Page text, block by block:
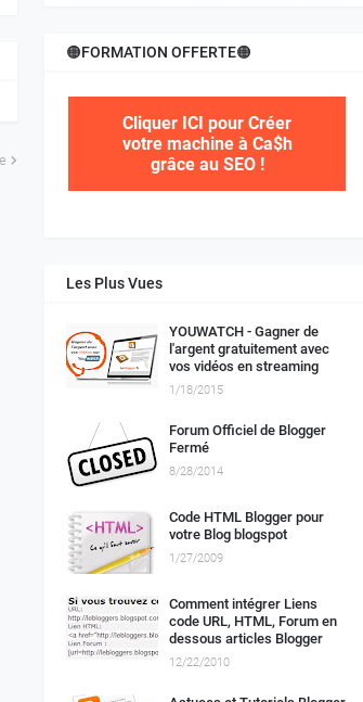
🟠FORMATION OFFERTE🟠
Cliquer ICI pour Créer
votre machine à Ca$h
grâce au SEO !
Les Plus Vues
YOUWATCH - Gagner de
l'argent gratuitement avec
vos vidéos en streaming
1/18/2015
Forum Officiel de Blogger
Fermé
8/28/2014
Code HTML Blogger pour
votre Blog blogspot
1/27/2009
Comment intégrer Liens
code URL, HTML, Forum en
dessous articles Blogger
12/22/2010